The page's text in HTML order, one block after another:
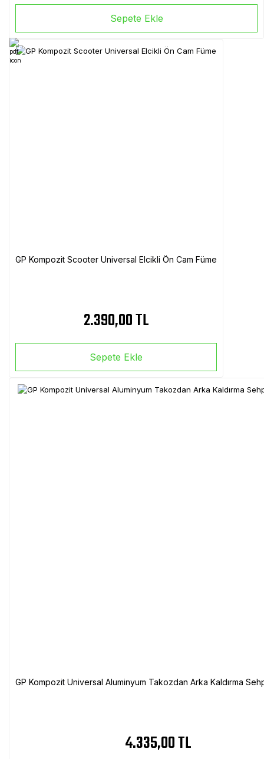
Sepete Ekle
GP Kompozit Scooter Universal Elcikli Ön Cam Füme
2.390,00 TL
Sepete Ekle
GP Kompozit Universal Aluminyum Takozdan Arka Kaldırma
4.335,00 TL